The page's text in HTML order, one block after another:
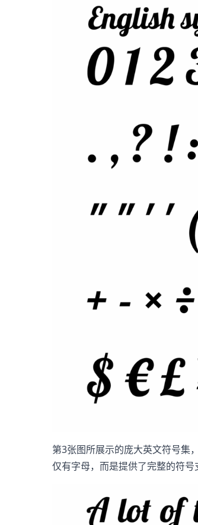
第3张图所展示的庞大英文符号集
仅有字母，而是提供了完整的符